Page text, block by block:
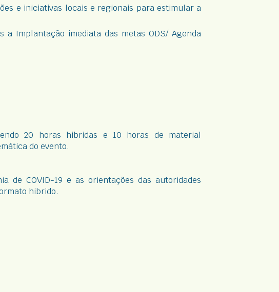
e iniciativas locais e regionais para estimular a
a Implantação imediata das metas ODS/ Agenda
20 horas hibridas e 10 horas de material
do evento.
de COVID-19 e as orientações das autoridades
hibrido.